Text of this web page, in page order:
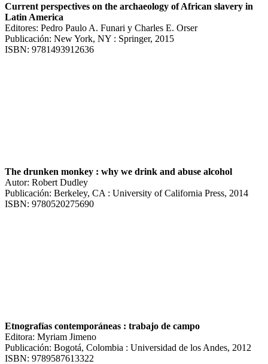
Current perspectives on the archaeology of African slavery in
Latin America
Editores: Pedro Paulo A. Funari y Charles E. Orser
Publicación: New York, NY : Springer, 2015
ISBN: 9781493912636
The drunken monkey : why we drink and abuse alcohol
Autor: Robert Dudley
Publicación: Berkeley, CA : University of California Press, 2014
ISBN: 9780520275690
Etnografías contemporáneas : trabajo de campo
Editora: Myriam Jimeno
Publicación: Bogotá, Colombia : Universidad de los Andes, 2012
ISBN: 9789587613322